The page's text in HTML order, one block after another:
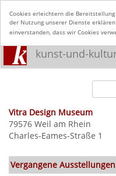
Cookies erleichtern die
der Nutzung unserer Dienste
einverstanden, dass wir Cookies
kunst-und-
Vitra Design Museum
79576 Weil am Rhein
Charles-Eames-Straße 1
Vergangene Ausstellungen